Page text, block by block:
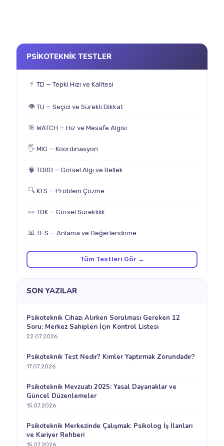
PSİKOTEKNİK TESTLER
⚡ TD — Tepki Hızı ve Kalitesi
👁 TU — Seçici ve Sürekli Dikkat
🎯 WATCH — Hız ve Mesafe Algısı
🖐 MIG — Koordinasyon
🧠 TORD — Görsel Algı ve Bellek
🔍 KTS — Problem Çözme
👀 TOK — Görsel Süreklilik
📊 TI-S — Anlama ve Değerlendirme
Tüm Testleri Gör →
SON YAZILAR
Psikoteknik Cihazı Alırken Sorulması Gereken 12
Soru: Merkez Sahipleri İçin Kontrol Listesi
22.07.2026
Psikoteknik Test Nedir? Kimler Yaptırmak Zorundadır?
17.07.2026
Psikoteknik Mevzuatı 2025: Yasal Dayanaklar ve
Güncel Düzenlemeler
15.07.2026
Psikoteknik Merkezinde Çalışmak: Psikolog İş İlanları
ve Kariyer Rehberi
15.07.2026